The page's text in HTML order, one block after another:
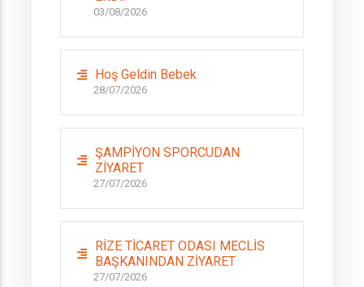
03/08/2026
Hoş Geldin Bebek
28/07/2026
ŞAMPİYON SPORCUDAN
ZİYARET
27/07/2026
RİZE TİCARET ODASI MECLİS
BAŞKANINDAN ZİYARET
27/07/2026